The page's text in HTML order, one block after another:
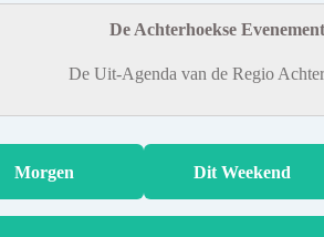
De Achterhoekse
De Uit-Agenda van de Regio
Morgen Dit Weekend